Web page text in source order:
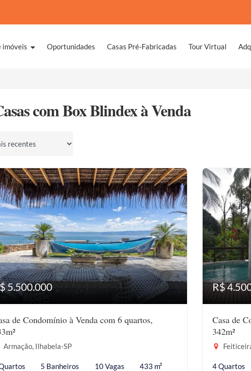
imóveis Oportunidades Casas Pré-Fabricadas Tour Virtual
com Box Blindex à Venda
por
5.500.000
de Condomínio à Venda com 6 quartos,
Armação, Ilhabela-SP
5 Banheiros 10 Vagas 433 m²
R$
Casa de
342m²
4 Quartos